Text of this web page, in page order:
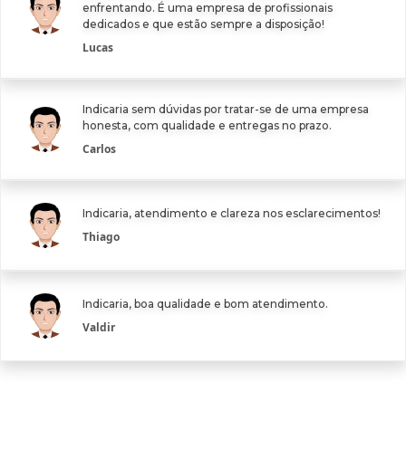
enfrentando. É uma empresa de profissionais
dedicados e que estão sempre a disposição!
Lucas
Indicaria sem dúvidas por tratar-se de uma empresa
honesta, com qualidade e entregas no prazo.
Carlos
Indicaria, atendimento e clareza nos esclarecimentos!
Thiago
Indicaria, boa qualidade e bom atendimento.
Valdir